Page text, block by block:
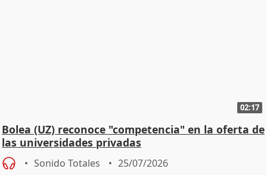
02:17
Bolea (UZ) reconoce "competencia" en la oferta de
las universidades privadas
Sonido Totales 25/07/2026